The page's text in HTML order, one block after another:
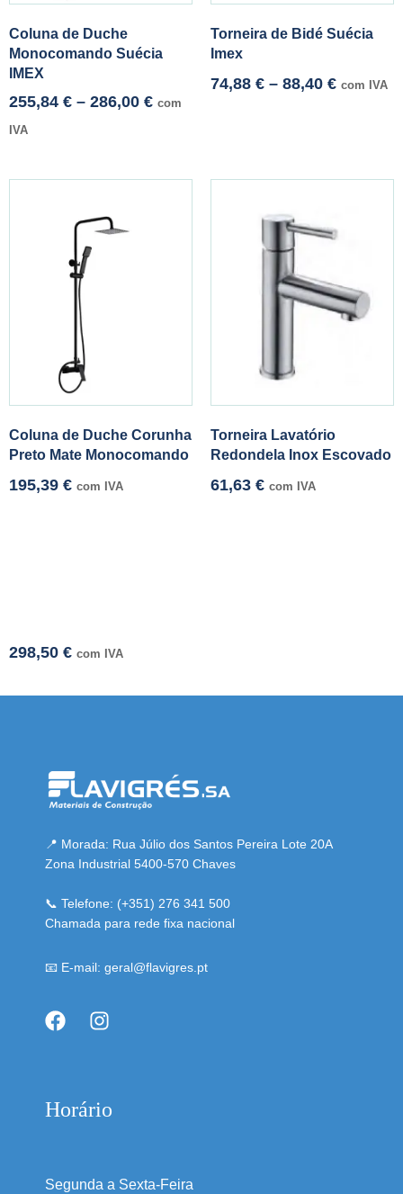
Coluna de Duche
Monocomando Suécia
IMEX
255,84 € – 286,00 € com
IVA
Torneira de Bidé Suécia
Imex
74,88 € – 88,40 € com IVA
Coluna de Duche Corunha
Preto Mate Monocomando
195,39 € com IVA
Torneira Lavatório
Redondela Inox Escovado
61,63 € com IVA
298,50 € com IVA
📍 Morada: Rua Júlio dos Santos Pereira Lote 20A
Zona Industrial 5400-570 Chaves
📞 Telefone: (+351) 276 341 500
Chamada para rede fixa nacional
📧 E-mail: geral@flavigres.pt
Horário
Segunda a Sexta-Feira